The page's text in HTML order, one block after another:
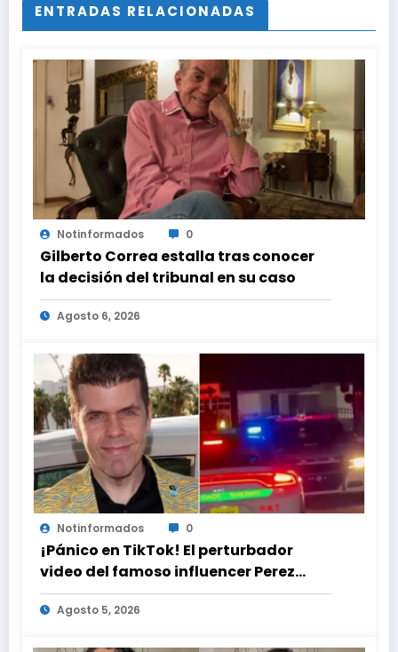
ENTRADAS RELACIONADAS
Notinformados 0
Gilberto Correa estalla tras conocer
la decisión del tribunal en su caso
Agosto 6, 2026
Notinformados 0
¡Pánico en TikTok! El perturbador
video del famoso influencer Perez
Hilton que obligó a sus fans a pedir
ayuda médica
Agosto 5, 2026